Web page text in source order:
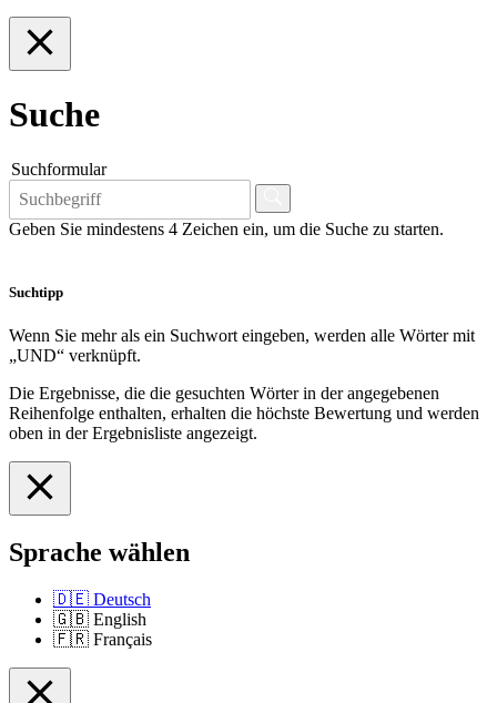
Suche
Suchformular
Geben Sie mindestens 4 Zeichen ein, um die Suche zu starten.
Suchtipp
Wenn Sie mehr als ein Suchwort eingeben, werden alle Wörter mit
„UND“ verknüpft.
Die Ergebnisse, die die gesuchten Wörter in der angegebenen
Reihenfolge enthalten, erhalten die höchste Bewertung und werden
oben in der Ergebnisliste angezeigt.
Sprache wählen
🇩🇪 Deutsch
🇬🇧 English
🇫🇷 Français